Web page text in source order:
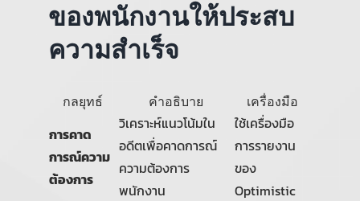
ของพนักงานให้ประสบ
ความสำเร็จ
กลยุทธ์ คำอธิบาย เครื่องมือ
การคาด
การณ์ความ
ต้องการ
วิเคราะห์แนวโน้มใน
อดีตเพื่อคาดการณ์
ความต้องการ
พนักงาน
ใช้เครื่องมือ
การรายงาน
ของ
Optimistic